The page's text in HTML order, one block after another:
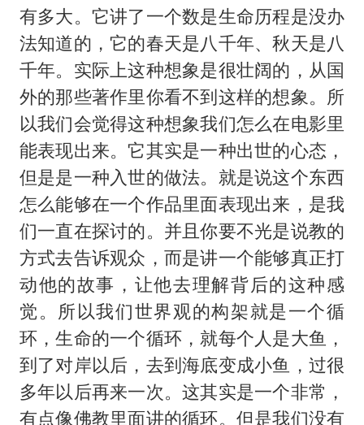
有多大。它讲了一个数是生命历程是没办
法知道的，它的春天是八千年、秋天是八
千年。实际上这种想象是很壮阔的，从国
外的那些著作里你看不到这样的想象。所
以我们会觉得这种想象我们怎么在电影里
能表现出来。它其实是一种出世的心态，
但是是一种入世的做法。就是说这个东西
怎么能够在一个作品里面表现出来，是我
们一直在探讨的。并且你要不光是说教的
方式去告诉观众，而是讲一个能够真正打
动他的故事，让他去理解背后的这种感
觉。所以我们世界观的构架就是一个循
环，生命的一个循环，就每个人是大鱼，
到了对岸以后，去到海底变成小鱼，过很
多年以后再来一次。这其实是一个非常，
有点像佛教里面讲的循环。但是我们没有